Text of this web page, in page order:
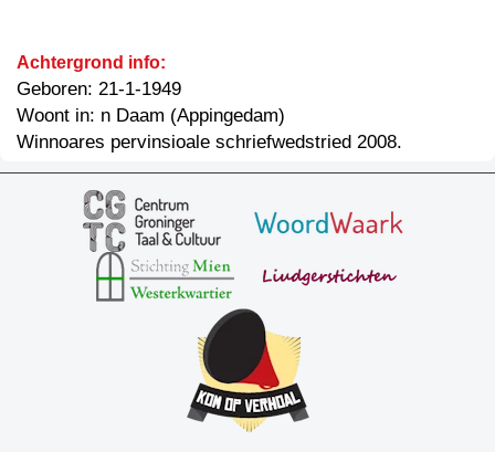
Achtergrond info:
Geboren: 21-1-1949
Woont in: n Daam (Appingedam)
Winnoares pervinsioale schriefwedstried 2008.